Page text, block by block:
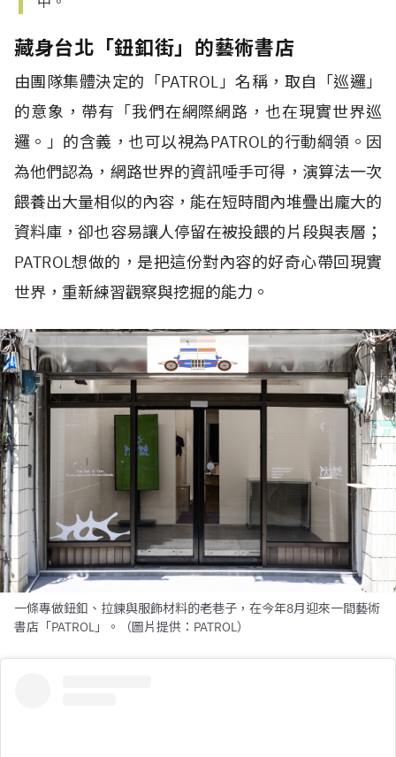
藏身台北「鈕釦街」的藝術書店
由團隊集體決定的「PATROL」名稱，取自「巡邏」
的意象，帶有「我們在網際網路，也在現實世界巡
邏。」的含義，也可以視為PATROL的行動綱領。因
為他們認為，網路世界的資訊唾手可得，演算法一次
餵養出大量相似的內容，能在短時間內堆疊出龐大的
資料庫，卻也容易讓人停留在被投餵的片段與表層；
PATROL想做的，是把這份對內容的好奇心帶回現實
世界，重新練習觀察與挖掘的能力。
一條專做鈕釦、拉鍊與服飾材料的老巷子，在今年8月迎來一間藝術
書店「PATROL」。（圖片提供：PATROL）